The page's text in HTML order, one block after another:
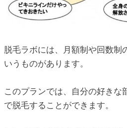
脱毛ラボには、月額制や回数制
いうものがあります。
このプランでは、自分の好きな
で脱毛することができます。